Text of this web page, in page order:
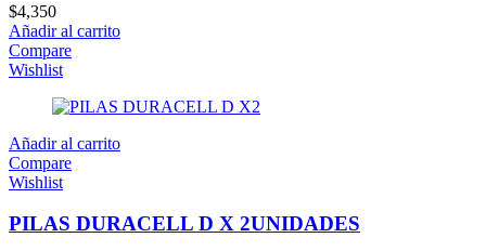
$4,350
Añadir al carrito
Compare
Wishlist
Añadir al carrito
Compare
Wishlist
PILAS DURACELL D X 2UNIDADES